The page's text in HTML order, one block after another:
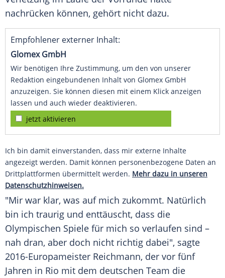
nachrücken können, gehört nicht dazu.
Empfohlener externer Inhalt:
Glomex GmbH
Wir benötigen Ihre Zustimmung, um den von unserer
Redaktion eingebundenen Inhalt von Glomex GmbH
anzuzeigen. Sie können diesen mit einem Klick anzeigen
lassen und auch wieder deaktivieren.
jetzt aktivieren
Ich bin damit einverstanden, dass mir externe Inhalte
angezeigt werden. Damit können personenbezogene Daten an
Drittplattformen übermittelt werden. Mehr dazu in unseren
Datenschutzhinweisen.
"Mir war klar, was auf mich zukommt. Natürlich
bin ich traurig und enttäuscht, dass die
Olympischen Spiele für mich so verlaufen sind –
nah dran, aber doch nicht richtig dabei", sagte
2016-Europameister Reichmann, der vor fünf
Jahren in Rio mit dem deutschen Team die